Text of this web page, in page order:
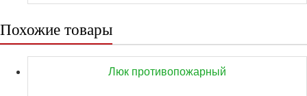
Похожие товары
Люк противопожарный